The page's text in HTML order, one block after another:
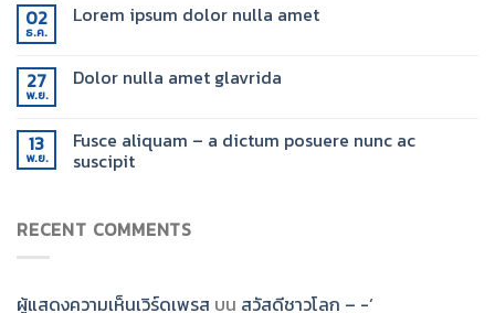
02
ธ.ค.
Lorem ipsum dolor nulla amet
27
พ.ย.
Dolor nulla amet glavrida
13
พ.ย.
Fusce aliquam – a dictum posuere nunc ac
suscipit
RECENT COMMENTS
ผู้แสดงความเห็นเวิร์ดเพรส บน สวัสดีชาวโลก – -‘